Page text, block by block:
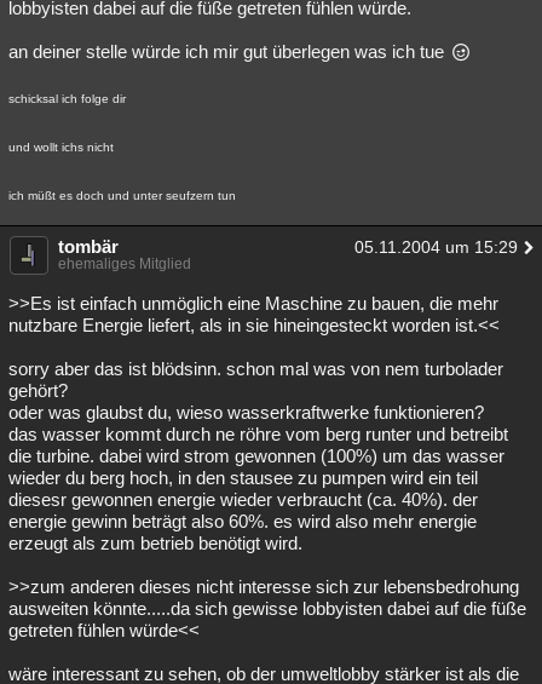
lobbyisten dabei auf die füße getreten fühlen würde.
an deiner stelle würde ich mir gut überlegen was ich tue
schicksal ich folge dir
und wollt ichs nicht
ich müßt es doch und unter seufzern tun
tombär 05.11.2004 um 15:29
ehemaliges Mitglied
>>Es ist einfach unmöglich eine Maschine zu bauen, die mehr
nutzbare Energie liefert, als in sie hineingesteckt worden ist.<<
sorry aber das ist blödsinn. schon mal was von nem turbolader
gehört?
oder was glaubst du, wieso wasserkraftwerke funktionieren?
das wasser kommt durch ne röhre vom berg runter und betreibt
die turbine. dabei wird strom gewonnen (100%) um das wasser
wieder du berg hoch, in den stausee zu pumpen wird ein teil
diesesr gewonnen energie wieder verbraucht (ca. 40%). der
energie gewinn beträgt also 60%. es wird also mehr energie
erzeugt als zum betrieb benötigt wird.
>>zum anderen dieses nicht interesse sich zur lebensbedrohung
ausweiten könnte.....da sich gewisse lobbyisten dabei auf die füße
getreten fühlen würde<<
wäre interessant zu sehen, ob der umweltlobby stärker ist als die